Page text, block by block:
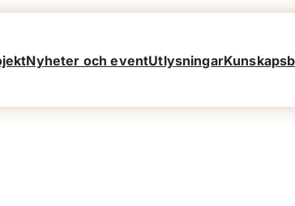
Nyheter och eventUtlysningar